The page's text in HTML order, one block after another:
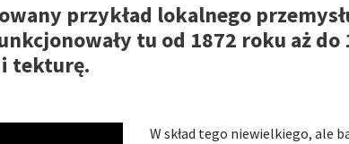
przykład lokalnego
tu od 1872 roku aż
tekturę.
W skład tego niewielkiego, ale